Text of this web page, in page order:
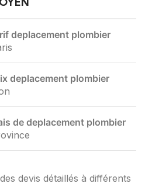
deplacement plombier
deplacement plombier
de deplacement plombier
devis détaillés à différents